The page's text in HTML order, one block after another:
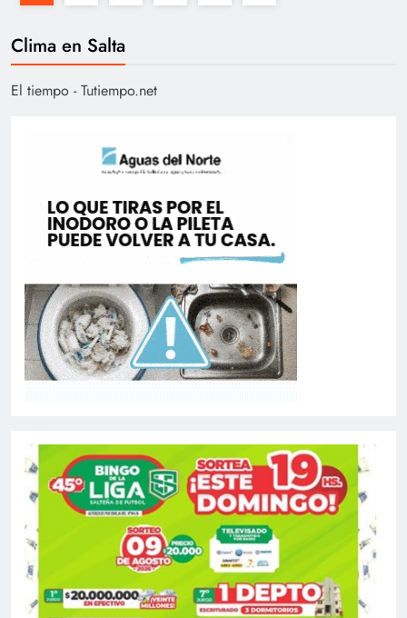
Clima en Salta
El tiempo - Tutiempo.net